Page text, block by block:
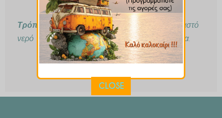
Τρόπος Παρασκευής :1 κγλ σε μία κούπα βραστό
νερό για 10-15 λεπτά. Πίνετε 2-3 φορές την ημέρα.
CLOSE